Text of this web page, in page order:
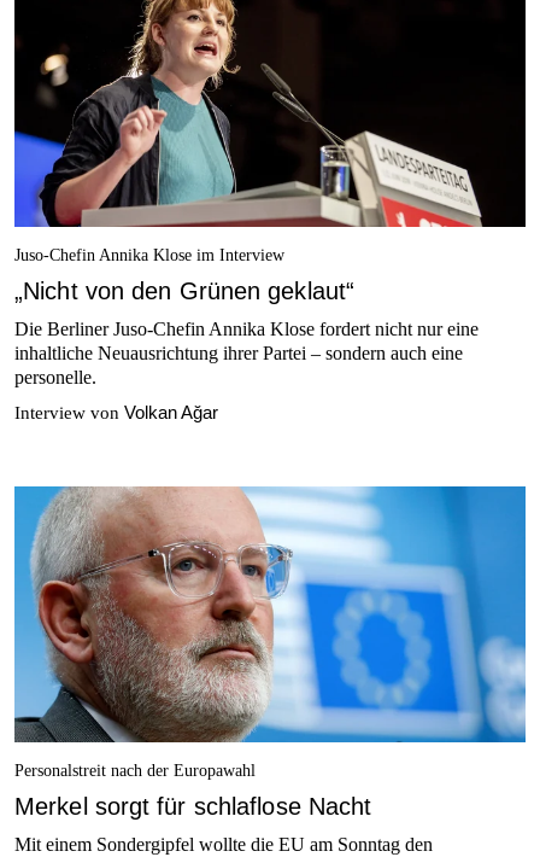
Juso-Chefin Annika Klose im Interview
„Nicht von den Grünen geklaut“
Die Berliner Juso-Chefin Annika Klose fordert nicht nur eine
inhaltliche Neuausrichtung ihrer Partei – sondern auch eine
personelle.
Interview von Volkan Ağar
Personalstreit nach der Europawahl
Merkel sorgt für schlaflose Nacht
Mit einem Sondergipfel wollte die EU am Sonntag den